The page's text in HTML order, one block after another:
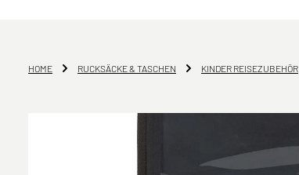
HOME RUCKSÄCKE & TASCHEN KINDER REISEZUBEHÖR
Bildergalerie überspringen